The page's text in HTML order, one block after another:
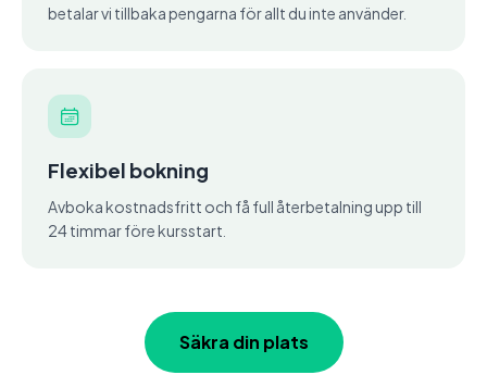
betalar vi tillbaka pengarna för allt du inte använder.
Flexibel bokning
Avboka kostnadsfritt och få full återbetalning upp till
24 timmar före kursstart.
Säkra din plats